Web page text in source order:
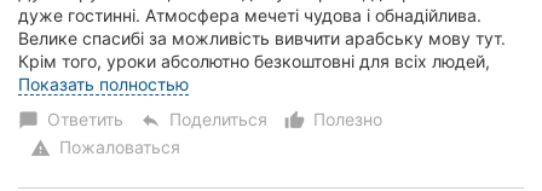
дуже гостинні. Атмосфера мечеті чудова і обнадійлива.
Велике спасибі за можливість вивчити арабську мову тут.
Крім того, уроки абсолютно безкоштовні для всіх людей,
навіть для християн. Неха...
Показать полностью
chat_bubble Ответить reply Поделиться thumb_up_alt
Полезно
warning Пожаловаться